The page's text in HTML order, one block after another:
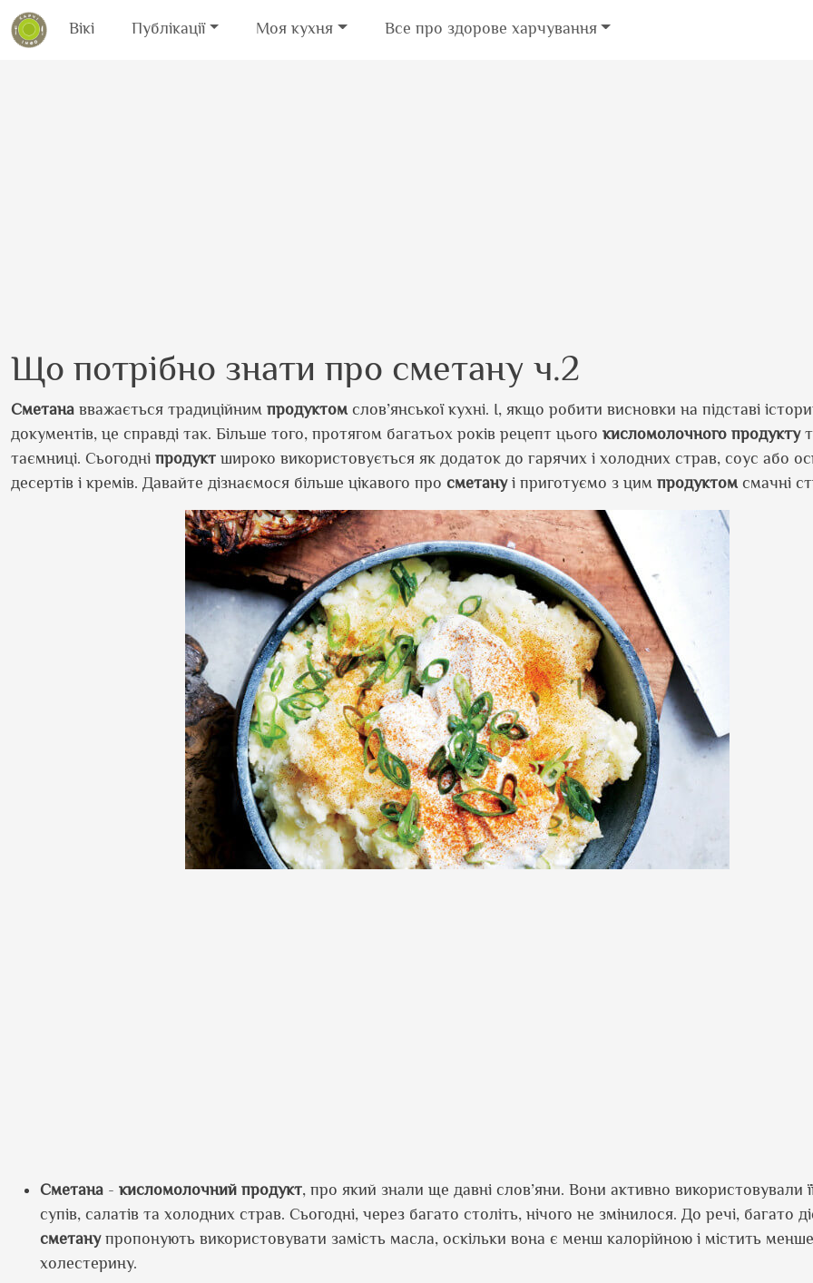
Вікі Публікації Моя кухня Все про здорове харчування
Що потрібно знати про сметану ч.2
Сметана вважається традиційним продуктом слов’янської кухні. І, якщо робити висновки на підставі
документів, це справді так. Більше того, протягом багатьох років рецепт цього кисломолочного продукту
таємниці. Сьогодні продукт широко використовується як додаток до гарячих і холодних страв, соус або
десертів і кремів. Давайте дізнаємося більше цікавого про сметануі приготуємо з цим продуктом смачні
Сметана - кисломолочний продукт, про який знали ще давні слов’яни. Вони активно використовували
супів, салатів та холодних страв. Сьогодні, через багато століть, нічого не змінилося. До речі, багато
сметанупропонують використовувати замість масла, оскільки вона є менш калорійною і містить менше
холестерину.